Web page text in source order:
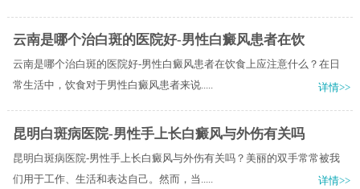
云南是哪个治白斑的医院好-男性白癜风患者在饮
云南是哪个治白斑的医院好-男性白癜风患者在饮食上应注意什么？在日
常生活中，饮食对于男性白癜风患者来说.....
详情>>
昆明白斑病医院-男性手上长白癜风与外伤有关吗
昆明白斑病医院-男性手上长白癜风与外伤有关吗？美丽的双手常常被我
们用于工作、生活和表达自己。然而，当.....
详情>>